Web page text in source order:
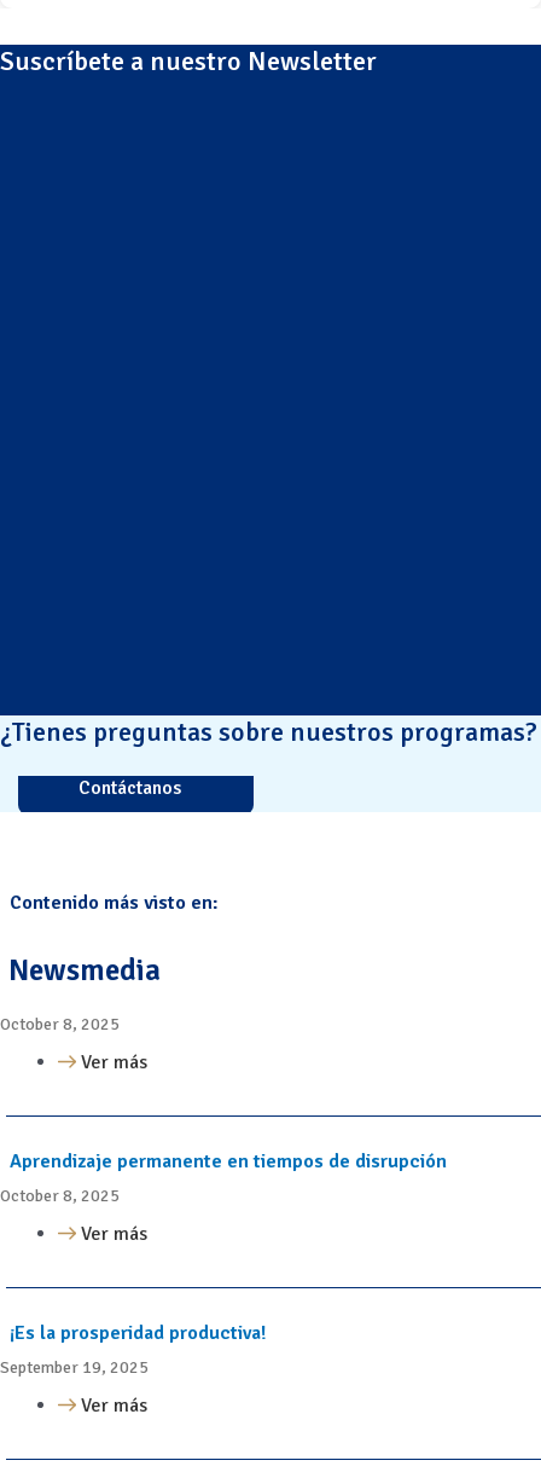
Suscríbete a nuestro Newsletter
¿Tienes preguntas sobre nuestros programas?
Contáctanos
Contenido más visto en:
Newsmedia
October 8, 2025
Ver más
Aprendizaje permanente en tiempos de disrupción
October 8, 2025
Ver más
¡Es la prosperidad productiva!
September 19, 2025
Ver más